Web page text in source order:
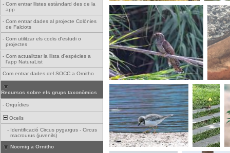
- Com entrar llistes estàndard des de la
app
- Com entrar dades al projecte Colònies
de Falciots
- Com utilitzar els codis d'estudi o
projectes
- Com actualitzar la llista d'espècies a
l'app NaturaList
Com entrar dades del SOCC a Ornitho
Recursos sobre els grups taxonòmics
- Orquídies
Ocells
- Identificació Circus pygargus - Circus
macrourus (juvenils)
Nocmig a Ornitho